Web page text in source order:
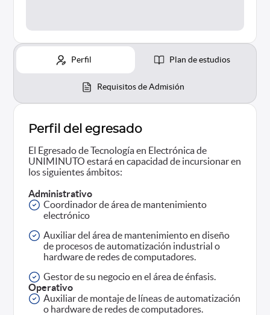
Perfil Plan de estudios
Requisitos de Admisión
Perfil del egresado
El Egresado de Tecnología en Electrónica de
UNIMINUTO estará en capacidad de incursionar en
los siguientes ámbitos:
Administrativo
Coordinador de área de mantenimiento
electrónico
Auxiliar del área de mantenimiento en diseño
de procesos de automatización industrial o
hardware de redes de computadores.
Gestor de su negocio en el área de énfasis.
Operativo
Auxiliar de montaje de líneas de automatización
o hardware de redes de computadores.